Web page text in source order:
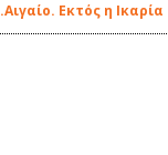
Εκτός η Ικαρία